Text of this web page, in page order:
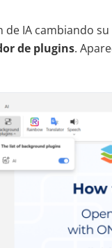
de IA cambiando
de plugins.